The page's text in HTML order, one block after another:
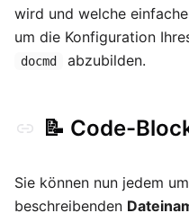
wird und welche
um die Konfiguration
docmd abzubilden.
📝 Code-
Sie können nun jedem
beschreibenden